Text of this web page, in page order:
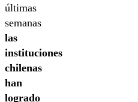
últimas
semanas
las
instituciones
chilenas
han
logrado